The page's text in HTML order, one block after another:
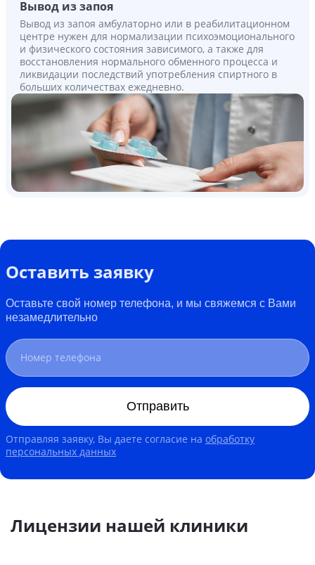
Вывод из запоя
Вывод из запоя амбулаторно или в реабилитационном
центре нужен для нормализации психоэмоционального
и физического состояния зависимого, а также для
восстановления нормального обменного процесса и
ликвидации последствий употребления спиртного в
больших количествах ежедневно.
Оставить заявку
Оставьте свой номер телефона, и мы свяжемся с Вами
незамедлительно
Отправить
Отправляя заявку, Вы даете согласие на обработку
персональных данных
Лицензии нашей клиники